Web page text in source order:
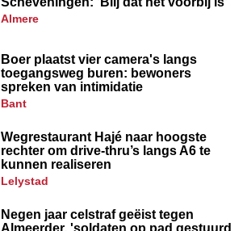
almere
Boer plaatst vier camera's langs
toegangsweg buren: bewoners
spreken van intimidatie
bant
Wegrestaurant Hajé naar hoogste
rechter om drive-thru’s langs A6 te
kunnen realiseren
lelystad
Negen jaar celstraf geëist tegen